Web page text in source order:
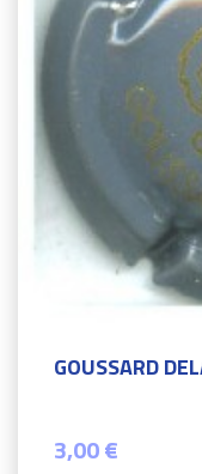
GOUSSARD
3,00 €